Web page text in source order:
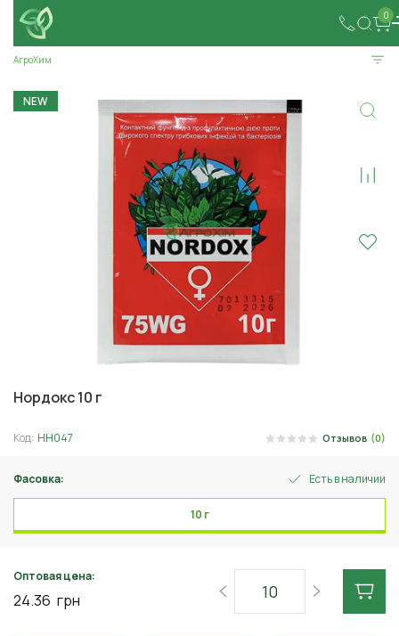
0
АгроХим
NEW
Нордокс 10 г
Код: НН047 Отзывов (0)
Фасовка: Есть в наличии
10 г
Оптовая цена:
24.36 грн